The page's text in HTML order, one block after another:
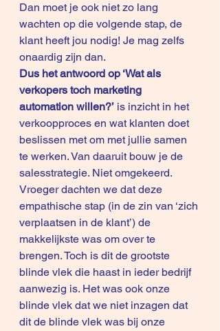
Dan moet je ook niet zo lang
wachten op die volgende stap, de
klant heeft jou nodig! Je mag zelfs
onaardig zijn dan.
Dus het antwoord op ‘Wat als
verkopers toch marketing
automation willen?’ is inzicht in het
verkoopproces en wat klanten doet
beslissen met om met jullie samen
te werken. Van daaruit bouw je de
salesstrategie. Niet omgekeerd.
Vroeger dachten we dat deze
empathische stap (in de zin van ‘zich
verplaatsen in de klant’) de
makkelijkste was om over te
brengen. Toch is dit de grootste
blinde vlek die haast in ieder bedrijf
aanwezig is. Het was ook onze
blinde vlek dat we niet inzagen dat
dit de blinde vlek was bij onze